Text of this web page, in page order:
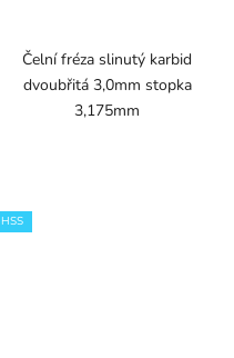
Čelní fréza slinutý karbid
dvoubřitá 3,0mm stopka
3,175mm
HSS